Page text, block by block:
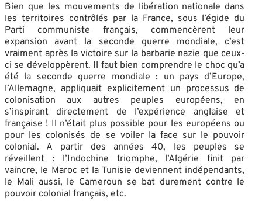
Bien que les mouvements de libération nationale dans
les territoires contrôlés par la France, sous l’égide du
Parti communiste français, commencèrent leur
expansion avant la seconde guerre mondiale, c’est
vraiment après la victoire sur la barbarie nazie que ceux-
ci se développèrent. Il faut bien comprendre le choc qu’a
été la seconde guerre mondiale : un pays d’Europe,
l’Allemagne, appliquait explicitement un processus de
colonisation aux autres peuples européens, en
s’inspirant directement de l’expérience anglaise et
française ! Il n’était plus possible pour les européens ou
pour les colonisés de se voiler la face sur le pouvoir
colonial. A partir des années 40, les peuples se
réveillent : l’Indochine triomphe, l’Algérie finit par
vaincre, le Maroc et la Tunisie deviennent indépendants,
le Mali aussi, le Cameroun se bat durement contre le
pouvoir colonial français, etc.